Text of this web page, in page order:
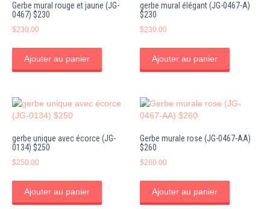
Gerbe mural rouge et jaune (JG-
0467) $230
$230.00
Ajouter au panier
gerbe mural élégant (JG-0467-A)
$230
$230.00
Ajouter au panier
gerbe unique avec écorce (JG-
0134) $250
$250.00
Ajouter au panier
Gerbe murale rose (JG-0467-AA)
$260
$260.00
Ajouter au panier